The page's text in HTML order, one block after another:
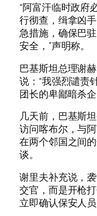
“阿富汗临时政府
行彻查，缉拿凶
急措施，确保巴
安全，”声明称。
巴基斯坦总理谢
说：“我强烈谴责
团长的卑鄙暗杀
几天前，巴基斯
访问喀布尔，与
在两个邻国之间
谈。
谢里夫补充说，
交官，而是开枪
立即确认保安人员